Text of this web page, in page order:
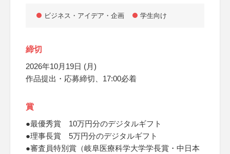
ビジネス・アイデア・企画 学生向け
締切
2026年10月19日 (月)
作品提出・応募締切、17:00必着
賞
●最優秀賞 10万円分のデジタルギフト
●理事長賞 5万円分のデジタルギフト
●審査員特別賞（岐阜医療科学大学学長賞・中日本